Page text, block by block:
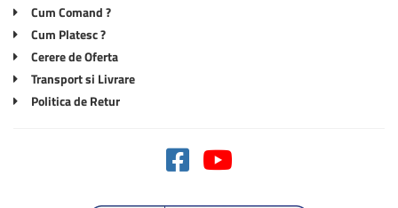
Cum Comand ?
Cum Platesc ?
Cerere de Oferta
Transport si Livrare
Politica de Retur